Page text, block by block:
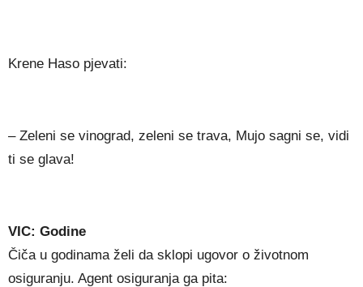
Krene Haso pjevati:
– Zeleni se vinograd, zeleni se trava, Mujo sagni se, vidi
ti se glava!
VIC: Godine
Čiča u godinama želi da sklopi ugovor o životnom
osiguranju. Agent osiguranja ga pita: